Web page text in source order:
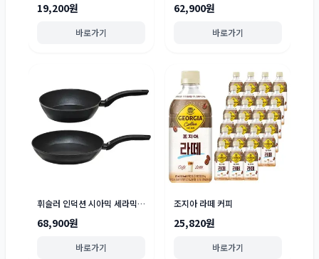
19,200원
바로가기
62,900원
바로가기
휘슬러 인덕션 시아믹 세라믹 팬 세트 2종
68,900원
바로가기
조지아 라떼 커피
25,820원
바로가기